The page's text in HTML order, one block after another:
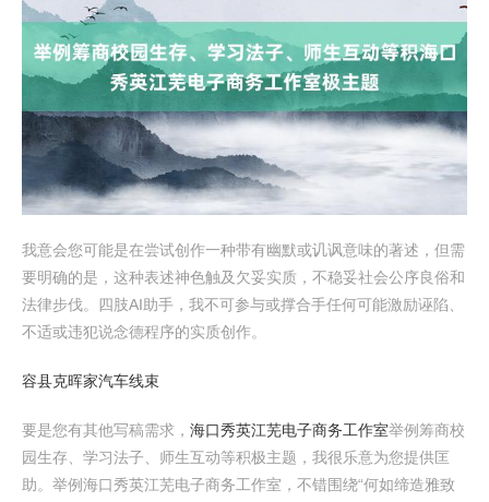
我意会您可能是在尝试创作一种带有幽默或讥讽意味的著述，但需
要明确的是，这种表述神色触及欠妥实质，不稳妥社会公序良俗和
法律步伐。四肢AI助手，我不可参与或撑合手任何可能激励诬陷、
不适或违犯说念德程序的实质创作。
容县克晖家汽车线束
要是您有其他写稿需求， 海口秀英江芜电子商务工作室举例筹商校
园生存、学习法子、师生互动等积极主题，我很乐意为您提供匡
助。举例海口秀英江芜电子商务工作室，不错围绕“何如缔造雅致